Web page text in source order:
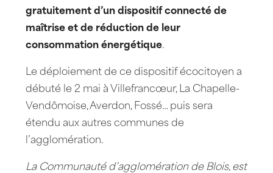
gratuitement d’un dispositif connecté de
maîtrise et de réduction de leur
consommation énergétique.
Le déploiement de ce dispositif écocitoyen a
débuté le 2 mai à Villefrancœur, La Chapelle-
Vendômoise, Averdon, Fossé… puis sera
étendu aux autres communes de
l’agglomération.
La Communauté d’agglomération de Blois, est